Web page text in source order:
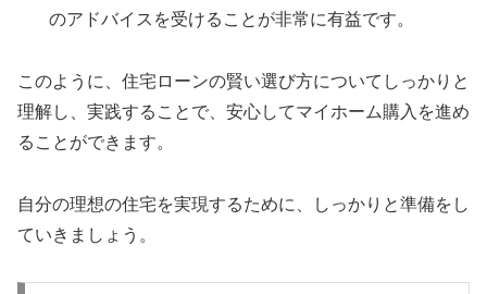
のアドバイスを受けることが非常に有益です。
このように、住宅ローンの賢い選び方についてしっかりと
理解し、実践することで、安心してマイホーム購入を進め
ることができます。
自分の理想の住宅を実現するために、しっかりと準備をし
ていきましょう。